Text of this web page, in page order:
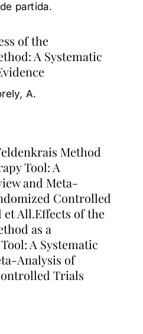
partida.
of the
A Systematic
A.
Method
Tool: A
and Meta-
Controlled
All.Effects of the
as a
A Systematic
Analysis of
Trials